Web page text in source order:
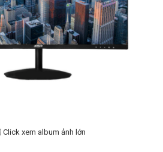
Click xem album ảnh lớn